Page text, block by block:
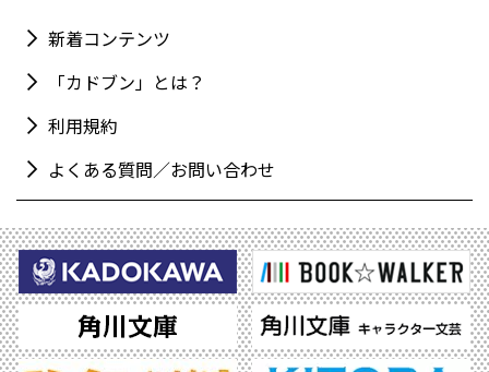
新着コンテンツ
「カドブン」とは？
利用規約
よくある質問／お問い合わせ